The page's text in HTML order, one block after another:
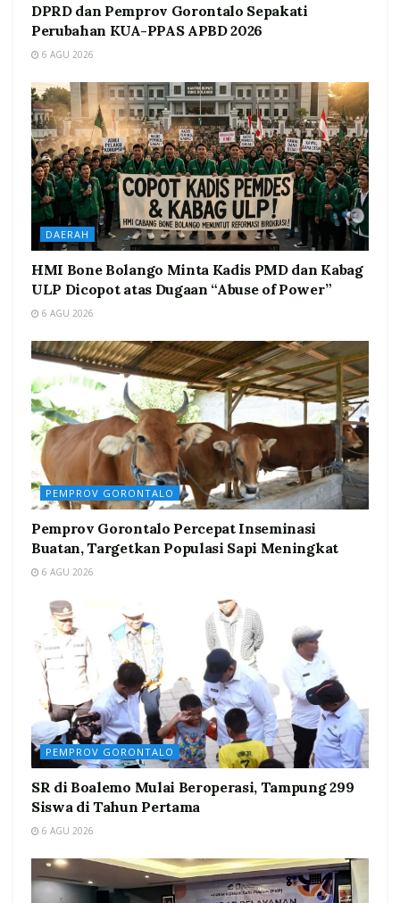
DPRD dan Pemprov Gorontalo Sepakati
Perubahan KUA-PPAS APBD 2026
6 AGU 2026
DAERAH
HMI Bone Bolango Minta Kadis PMD dan Kabag
ULP Dicopot atas Dugaan “Abuse of Power”
6 AGU 2026
PEMPROV GORONTALO
Pemprov Gorontalo Percepat Inseminasi
Buatan, Targetkan Populasi Sapi Meningkat
6 AGU 2026
PEMPROV GORONTALO
SR di Boalemo Mulai Beroperasi, Tampung 299
Siswa di Tahun Pertama
6 AGU 2026